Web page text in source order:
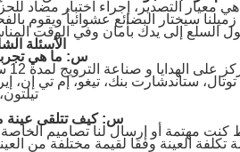
معيار التصدير، إجراء اختبار مضاد
زميلنا سيختار البضائع عشوائياً ويقوم
السلع إلى يدك بأمان وفي الوقت
الأسئلة
س: ما هي
الهدايا و صناعة الترويج لمدة 12 سنة.
ستاندشارت بنك، تيغو، إم تي إن،
س: كيف تتلقى عينة
كنت مهتمة أو إرسال لنا تصاميم
تكلفة العينة وفقا لقيمة مختلفة من